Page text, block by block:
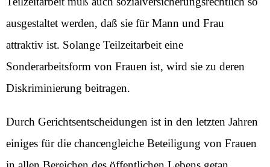
ausgestaltet werden, daß sie für Mann und Frau
attraktiv ist. Solange Teilzeitarbeit eine
Sonderarbeitsform von Frauen ist, wird sie zu deren
Diskriminierung beitragen.
Durch Gerichtsentscheidungen ist in den letzten Jahren
einiges für die chancengleiche Beteiligung von Frauen